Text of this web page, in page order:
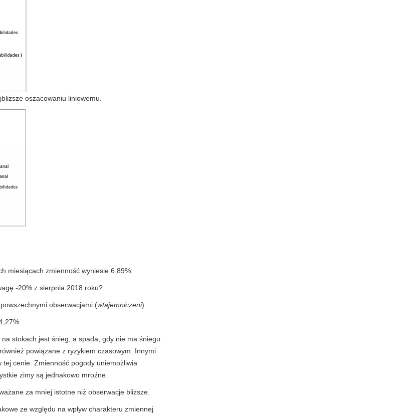
oszacowaniu liniowemu.
miesiącach zmienność wyniesie 6,89%.
-20% z sierpnia 2018 roku?
obserwacjami (wtajemniczeni).
stokach jest śnieg, a spada, gdy nie ma śniegu.
powiązane z ryzykiem czasowym. Innymi
tej cenie. Zmienność pogody uniemożliwia
zimy są jednakowo mroźne.
za mniej istotne niż obserwacje bliższe.
ze względu na wpływ charakteru zmiennej